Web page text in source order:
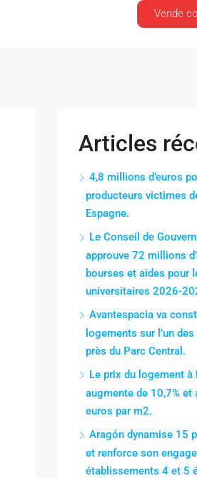
Vende
Articles
4,8 millions d’euros
producteurs victimes
Espagne.
Le Conseil de
approuve 72 millions
bourses et aides pour
universitaires 2026-
Avantespacia va
logements sur l’un
près du Parc Central.
Le prix du logement à
augmente de 10,7%
euros par m2.
Aragón dynamise 15
et renforce son
établissements 4 et 5